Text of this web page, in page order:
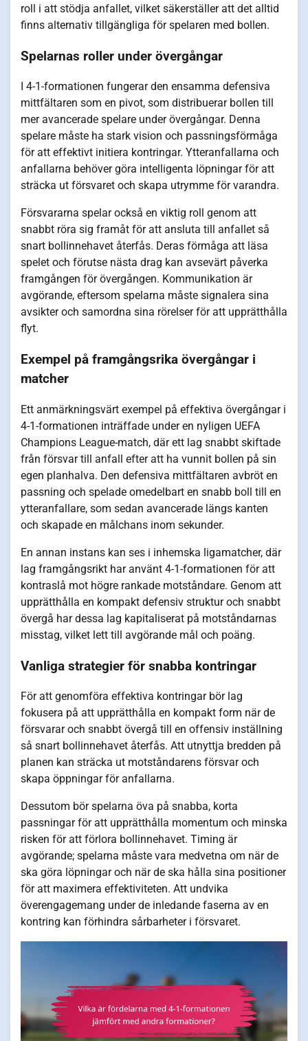
roll i att stödja anfallet, vilket säkerställer att det alltid
finns alternativ tillgängliga för spelaren med bollen.
Spelarnas roller under övergångar
I 4-1-formationen fungerar den ensamma defensiva
mittfältaren som en pivot, som distribuerar bollen till
mer avancerade spelare under övergångar. Denna
spelare måste ha stark vision och passningsförmåga
för att effektivt initiera kontringar. Ytteranfallarna och
anfallarna behöver göra intelligenta löpningar för att
sträcka ut försvaret och skapa utrymme för varandra.
Försvararna spelar också en viktig roll genom att
snabbt röra sig framåt för att ansluta till anfallet så
snart bollinnehavet återfås. Deras förmåga att läsa
spelet och förutse nästa drag kan avsevärt påverka
framgången för övergången. Kommunikation är
avgörande, eftersom spelarna måste signalera sina
avsikter och samordna sina rörelser för att upprätthålla
flyt.
Exempel på framgångsrika övergångar i
matcher
Ett anmärkningsvärt exempel på effektiva övergångar i
4-1-formationen inträffade under en nyligen UEFA
Champions League-match, där ett lag snabbt skiftade
från försvar till anfall efter att ha vunnit bollen på sin
egen planhalva. Den defensiva mittfältaren avbröt en
passning och spelade omedelbart en snabb boll till en
ytteranfallare, som sedan avancerade längs kanten
och skapade en målchans inom sekunder.
En annan instans kan ses i inhemska ligamatcher, där
lag framgångsrikt har använt 4-1-formationen för att
kontraslå mot högre rankade motståndare. Genom att
upprätthålla en kompakt defensiv struktur och snabbt
övergå har dessa lag kapitaliserat på motståndarnas
misstag, vilket lett till avgörande mål och poäng.
Vanliga strategier för snabba kontringar
För att genomföra effektiva kontringar bör lag
fokusera på att upprätthålla en kompakt form när de
försvarar och snabbt övergå till en offensiv inställning
så snart bollinnehavet återfås. Att utnyttja bredden på
planen kan sträcka ut motståndarens försvar och
skapa öppningar för anfallarna.
Dessutom bör spelarna öva på snabba, korta
passningar för att upprätthålla momentum och minska
risken för att förlora bollinnehavet. Timing är
avgörande; spelarna måste vara medvetna om när de
ska göra löpningar och när de ska hålla sina positioner
för att maximera effektiviteten. Att undvika
överengagemang under de inledande faserna av en
kontring kan förhindra sårbarheter i försvaret.